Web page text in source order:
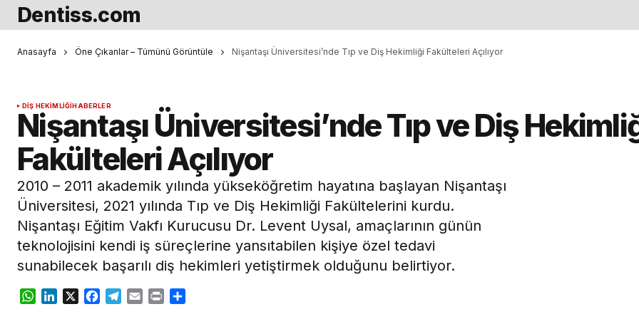
Dentiss.com
Anasayfa Öne Çıkanlar – Tümünü Görüntüle Nişantaşı Üniversitesi’nde Tıp ve Diş Hekimliği Fakülteleri Açılıyor
DIŞ HEKIMLIĞIHABERLER
Nişantaşı Üniversitesi’nde Tıp ve Diş
Fakülteleri Açılıyor
2010 – 2011 akademik yılında yükseköğretim hayatına başlayan Nişantaşı
Üniversitesi, 2021 yılında Tıp ve Diş Hekimliği Fakültelerini kurdu.
Nişantaşı Eğitim Vakfı Kurucusu Dr. Levent Uysal, amaçlarının günün
teknolojisini kendi iş süreçlerine yansıtabilen kişiye özel tedavi
sunabilecek başarılı diş hekimleri yetiştirmek olduğunu belirtiyor.
WhatsApp
LinkedIn
X Facebook
Telegram
Email Print